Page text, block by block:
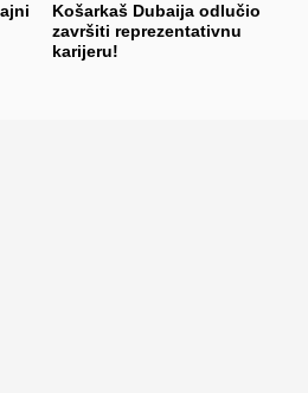
Košarkaš Dubaija odlučio
završiti reprezentativnu
karijeru!